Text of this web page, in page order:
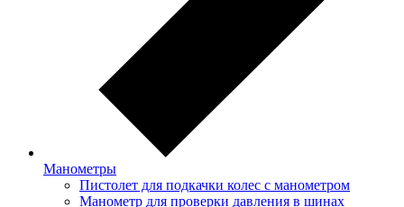
Манометры
Пистолет для подкачки колес с манометром
Манометр для проверки давления в шинах